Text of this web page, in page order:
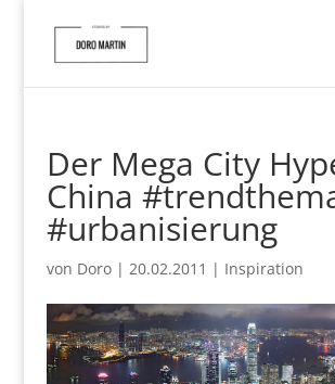
Der Mega City
China
#urbanisierung
von Doro| 20.02.2011 | Inspiration